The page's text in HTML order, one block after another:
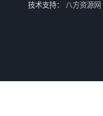
技术支持： 八方资源网